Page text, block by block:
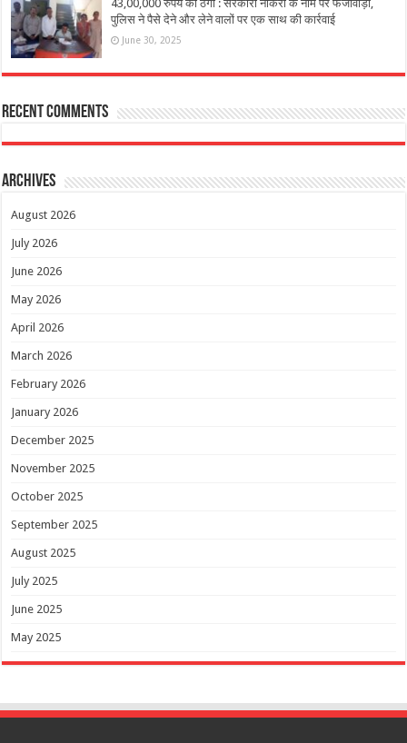
43,00,000 रुपये की ठगी : सरकारी नौकरी के नाम पर फर्जीवाड़ा,
पुलिस ने पैसे देने और लेने वालों पर एक साथ की कार्रवाई
June 30, 2025
Recent Comments
Archives
August 2026
July 2026
June 2026
May 2026
April 2026
March 2026
February 2026
January 2026
December 2025
November 2025
October 2025
September 2025
August 2025
July 2025
June 2025
May 2025